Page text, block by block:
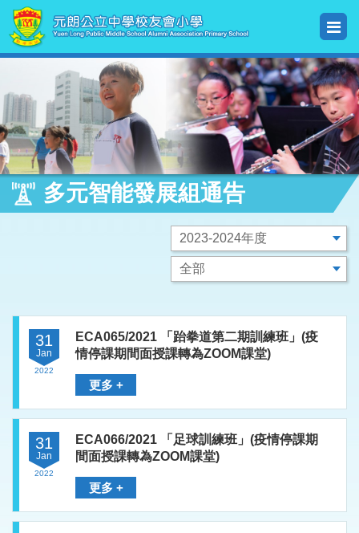
多元智能發展組通告
31
Jan
2022
ECA065/2021 「跆拳道第二期訓練班」(疫
情停課期間面授課轉為ZOOM課堂)
更多 +
31
Jan
2022
ECA066/2021 「足球訓練班」(疫情停課期
間面授課轉為ZOOM課堂)
更多 +